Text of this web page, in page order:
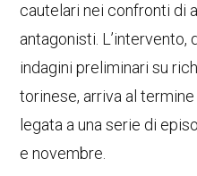
cautelari nei confronti di
antagonisti.
indagini preliminari su
torinese, arriva al
legata a una serie di
e novembre.